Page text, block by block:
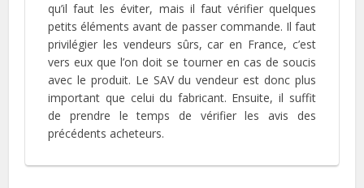
qu’il faut les éviter, mais il faut vérifier quelques
petits éléments avant de passer commande. Il faut
privilégier les vendeurs sûrs, car en France, c’est
vers eux que l’on doit se tourner en cas de soucis
avec le produit. Le SAV du vendeur est donc plus
important que celui du fabricant. Ensuite, il suffit
de prendre le temps de vérifier les avis des
précédents acheteurs.